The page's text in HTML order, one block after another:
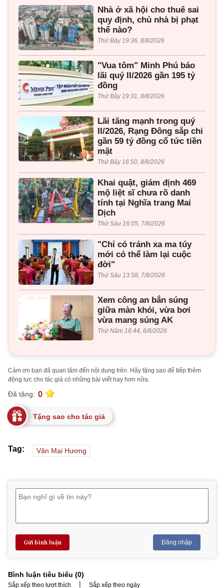
Nhà ở xã hội cho thuê sai
quy định, chủ nhà bị phạt
thế nào?
Thứ Bảy 19:36, 8/8/2026
"Vua tôm" Minh Phú báo
lãi quý II/2026 gần 195 tỷ
đồng
Thứ Bảy 19:31, 8/8/2026
Lãi tăng mạnh trong quý
II/2026, Rạng Đông sắp chi
gần 59 tỷ đồng cổ tức tiền
mặt
Thứ Bảy 16:50, 8/8/2026
Khai quật, giám định 469
mộ liệt sĩ chưa rõ danh
tính tại Nghĩa trang Mai
Dịch
Thứ Sáu 16:05, 7/8/2026
"Chỉ có tránh xa ma túy
mới có thể làm lại cuộc
đời"
Thứ Sáu 13:58, 7/8/2026
Xem công an bắn súng
giữa màn khói, vừa bơi
vừa mang súng AK
Thứ Năm 16:44, 6/8/2026
Cảm ơn bạn đã quan tâm đến nội dung trên. Hãy tặng sao để tiếp thêm
động lực cho tác giả có những bài viết hay hơn nữa.
Đã tặng: 0
Tặng sao cho tác giả
Tag: Văn Mai Hương
Gửi bình luận Đăng nhập
Bình luận tiêu biểu (0)
Sắp xếp theo lượt thích | Sắp xếp theo ngày